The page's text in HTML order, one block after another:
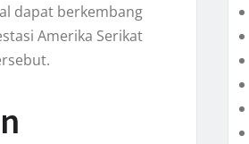
dapat berkembang
Amerika Serikat